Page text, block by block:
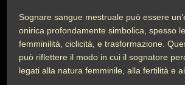
Sognare sangue mestruale può essere
onirica profondamente simbolica, spesso
femminilità, ciclicità, e trasformazione.
può riflettere il modo in cui il sognatore
legati alla natura femminile, alla fertilità e ai